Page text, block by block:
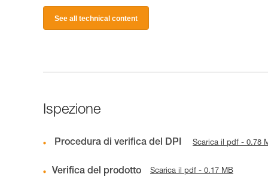
See all technical content
Ispezione
Procedura di verifica del DPI Scarica il pdf - 0.78
Verifica del prodotto Scarica il pdf - 0.17 MB